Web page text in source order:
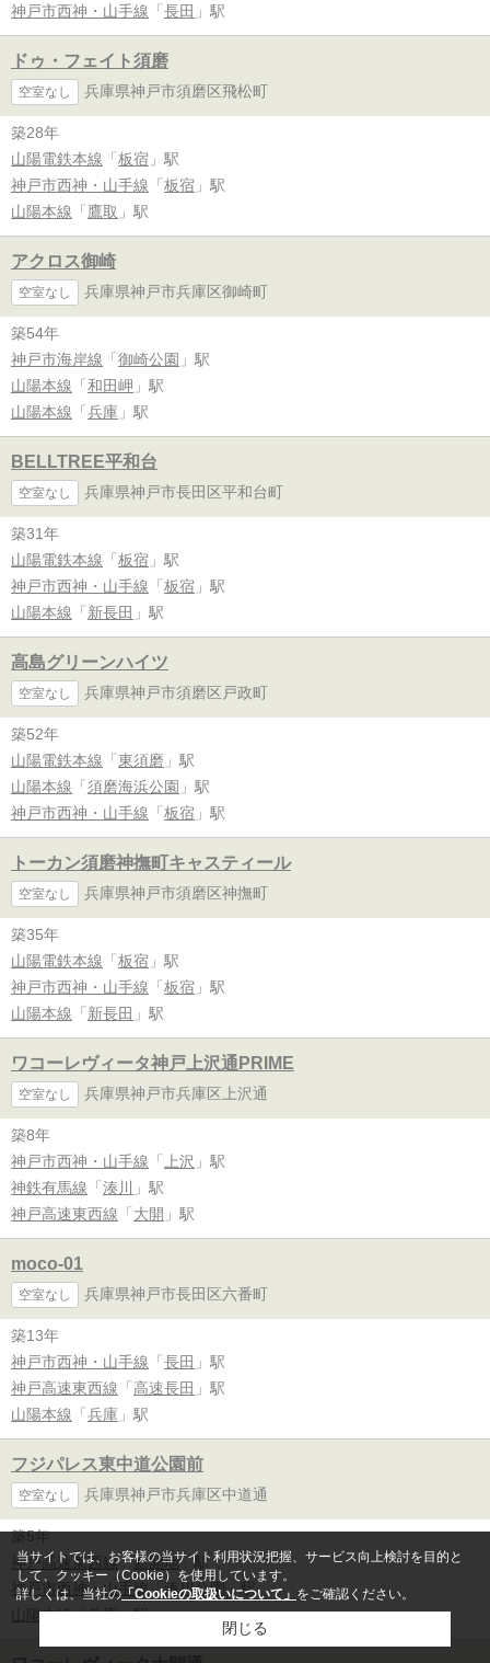
神戸市西神・山手線 「 長田 」駅
ドゥ・フェイト須磨
空室なし 兵庫県神戸市須磨区飛松町
築28年
山陽電鉄本線 「 板宿 」駅
神戸市西神・山手線 「 板宿 」駅
山陽本線 「 鷹取 」駅
アクロス御崎
空室なし 兵庫県神戸市兵庫区御崎町
築54年
神戸市海岸線 「 御崎公園 」駅
山陽本線 「 和田岬 」駅
山陽本線 「 兵庫 」駅
BELLTREE平和台
空室なし 兵庫県神戸市長田区平和台町
築31年
山陽電鉄本線 「 板宿 」駅
神戸市西神・山手線 「 板宿 」駅
山陽本線 「 新長田 」駅
高島グリーンハイツ
空室なし 兵庫県神戸市須磨区戸政町
築52年
山陽電鉄本線 「 東須磨 」駅
山陽本線 「 須磨海浜公園 」駅
神戸市西神・山手線 「 板宿 」駅
トーカン須磨神撫町キャスティール
空室なし 兵庫県神戸市須磨区神撫町
築35年
山陽電鉄本線 「 板宿 」駅
神戸市西神・山手線 「 板宿 」駅
山陽本線 「 新長田 」駅
ワコーレヴィータ神戸上沢通PRIME
空室なし 兵庫県神戸市兵庫区上沢通
築8年
神戸市西神・山手線 「 上沢 」駅
神鉄有馬線 「 湊川
」駅
神戸高速東西線 「 大開 」駅
moco-01
空室なし 兵庫県神戸市長田区六番町
築13年
神戸市西神・山手線 「 長田 」駅
神戸高速東西線 「 高速長田 」駅
山陽本線 「 兵庫 」駅
フジパレス東中道公園前
空室なし 兵庫県神戸市兵庫区中道通
築5年
神戸高速東西線「新開地」駅
神戸市西神・山手線「湊川公園 」駅
山陽本線「兵庫」駅
当サイトでは、お客様の当サイト利用状況把握、サービス向上検討を目的と
して、クッキー（Cookie）を使用しています。
詳しくは、当社の「Cookieの取扱いについて」 をご確認ください。
閉じる